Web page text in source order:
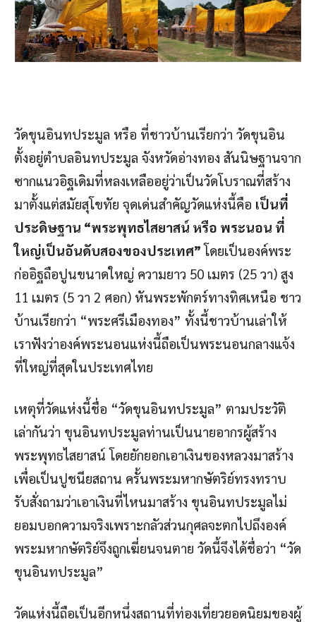
วัดขุนอินทประมูล หรือ ที่ชาวบ้านเรียกว่า วัดขุนอิน
ตั้งอยู่ตำบลอินทประมูล จังหวัดอ่างทอง สันนิษฐานจาก
ซากแนวอิฐเดิมที่หลงเหลืออยู่ว่าเป็นวัดโบราณที่สร้าง
มาตั้งแต่สมัยสุโขทัย จุดเด่นสำคัญวัดแห่งนี้คือ เป็นที่
ประดิษฐาน “พระพุทธไสยาสน์ หรือ พระนอน ที่
ใหญ่เป็นอันดับสองของประเทศ”โดยเป็นองค์พระ
ก่ออิฐถือปูนขนาดใหญ่ ความยาว 50 เมตร (25 วา) สูง
11 เมตร (5 วา 2 ศอก) หันพระพักตร์ทางทิศเหนือ ชาว
บ้านเรียกว่า “พระศรีเมืองทอง” ทั้งนี้ชาวบ้านเล่าให้
เราฟังว่าองค์พระนอนแห่งนี้ถือเป็นพระนอนกลางแจ้ง
ที่ใหญ่ที่สุดในประเทศไทย
เหตุที่วัดแห่งนี้ชื่อ “วัดขุนอินทประมูล” ตามประวัติ
เล่ากันว่า ขุนอินทประมูลท่านเป็นนายอากรผู้สร้าง
พระพุทธไสยาสน์ โดยยักยอกเอาเงินของหลวงมาสร้าง
เพื่อเป็นปูชนียสถาน ครั้นพระมหากษัตริย์ทรงทราบ
รับสั่งถามว่าเอาเงินที่ไหนมาสร้าง ขุนอินทประมูลไม่
ยอมบอกความจริงเพราะกลัวส่วนกุศลจะตกไปถึงองค์
พระมหากษัตริย์จึงถูกเฆี่ยนจนตาย วัดนี้จึงได้ชื่อว่า “วัด
ขุนอินทประมูล”
วัดแห่งนี้ถือเป็นอีกหนึ่งสถานที่ท่องเที่ยวยอดนิยมของผู้